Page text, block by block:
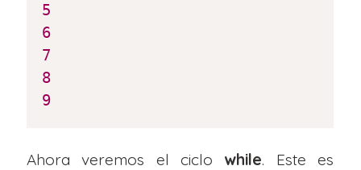
5
6
7
8
9
Ahora veremos el ciclo while. Este es